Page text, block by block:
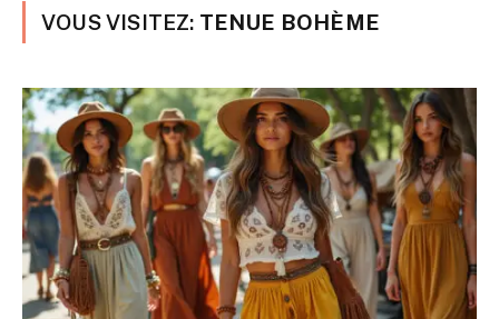
VOUS VISITEZ: TENUE BOHÈME